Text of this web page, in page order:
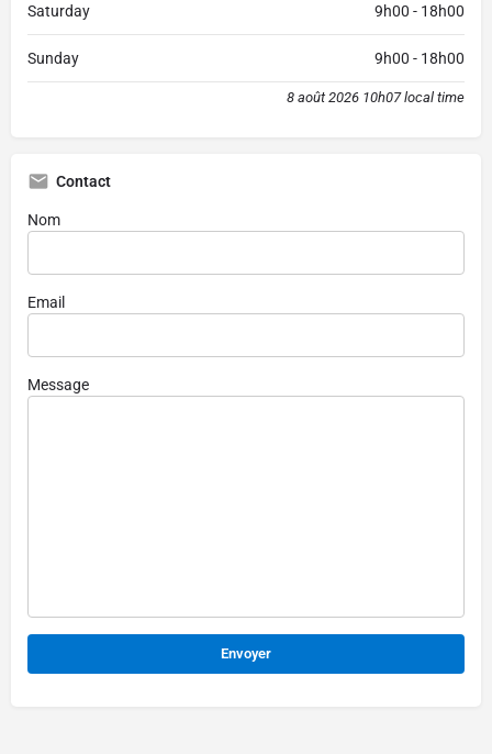
Saturday 9h00 - 18h00
Sunday 9h00 - 18h00
8 août 2026 10h07 local time
Contact
Nom
Email
Message